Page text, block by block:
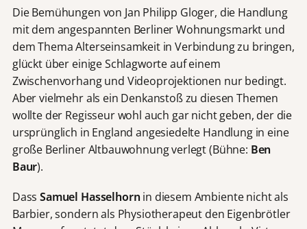
Die Bemühungen von Jan Philipp Gloger, die Handlung
mit dem angespannten Berliner Wohnungsmarkt und
dem Thema Alterseinsamkeit in Verbindung zu bringen,
glückt über einige Schlagworte auf einem
Zwischenvorhang und Videoprojektionen nur bedingt.
Aber vielmehr als ein Denkanstoß zu diesen Themen
wollte der Regisseur wohl auch gar nicht geben, der die
ursprünglich in England angesiedelte Handlung in eine
große Berliner Altbauwohnung verlegt (Bühne: Ben
Baur).
DassSamuel Hasselhornin diesem Ambiente nicht als
Barbier, sondern als Physiotherapeut den Eigenbrötler